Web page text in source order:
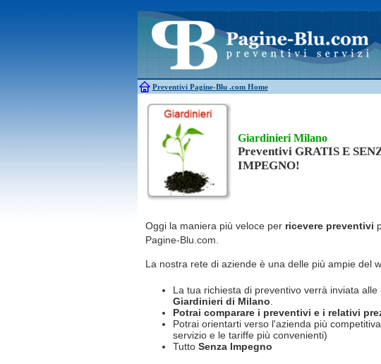
Preventivi Pagine-Blu .com Home
Antifurti
Allarme
Bagni chimici
Edilizia Giardinieri
Caldaie
Falegnami Idraulici
Canne fumarie
Parquet
Giardinieri Milano
Preventivi GRATIS E
IMPEGNO!
Oggi la maniera più veloce per ricevere preventivi
Pagine-Blu.com.
La nostra rete di aziende è una delle più ampie del
La tua richiesta di preventivo verrà inviata alle
Giardinieri di Milano
Potrai comparare i preventivi e i relativi
Potrai orientarti verso l'azienda più
servizio e le tariffe più convenienti)
Tutto Senza Impegno